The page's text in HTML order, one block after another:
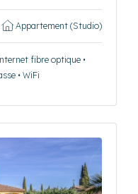
Appartement (Studio)
fibre optique •
• WiFi